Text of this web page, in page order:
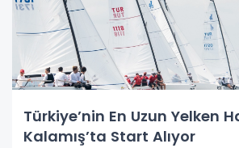
Türkiye’nin En Uzun Yelken
Kalamış’ta Start Alıyor